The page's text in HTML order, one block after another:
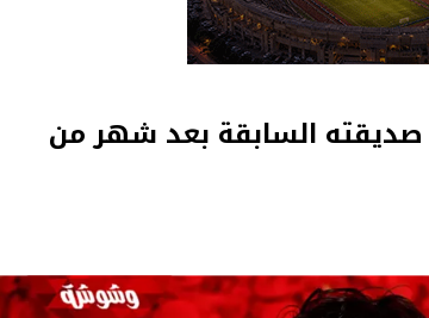
صديقته السابقة بعد شهر من